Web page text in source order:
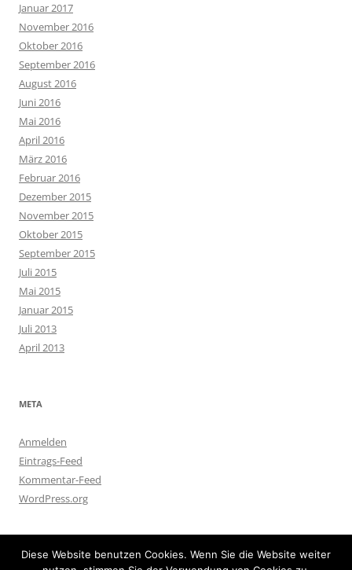
Januar 2017
November 2016
Oktober 2016
September 2016
August 2016
Juni 2016
Mai 2016
April 2016
März 2016
Februar 2016
Dezember 2015
November 2015
Oktober 2015
September 2015
Juli 2015
Mai 2015
Januar 2015
Juli 2013
April 2013
META
Anmelden
Eintrags-Feed
Kommentar-Feed
WordPress.org
Diese Website benutzen Cookies. Wenn Sie die Website weiter